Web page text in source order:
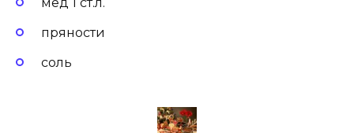
пряности
соль